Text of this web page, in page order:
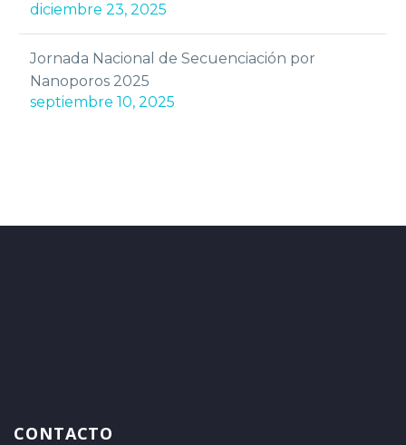
diciembre 23, 2025
Jornada Nacional de Secuenciación por
Nanoporos 2025
septiembre 10, 2025
CONTACTO